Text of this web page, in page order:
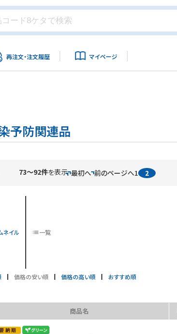
再注文・注文履歴 マイページ
予防関連品
73～92件を表示 最初へ 前のページへ1 2
ネイル 一覧
価格の安い順 価格の高い順 おすすめ順
商品名